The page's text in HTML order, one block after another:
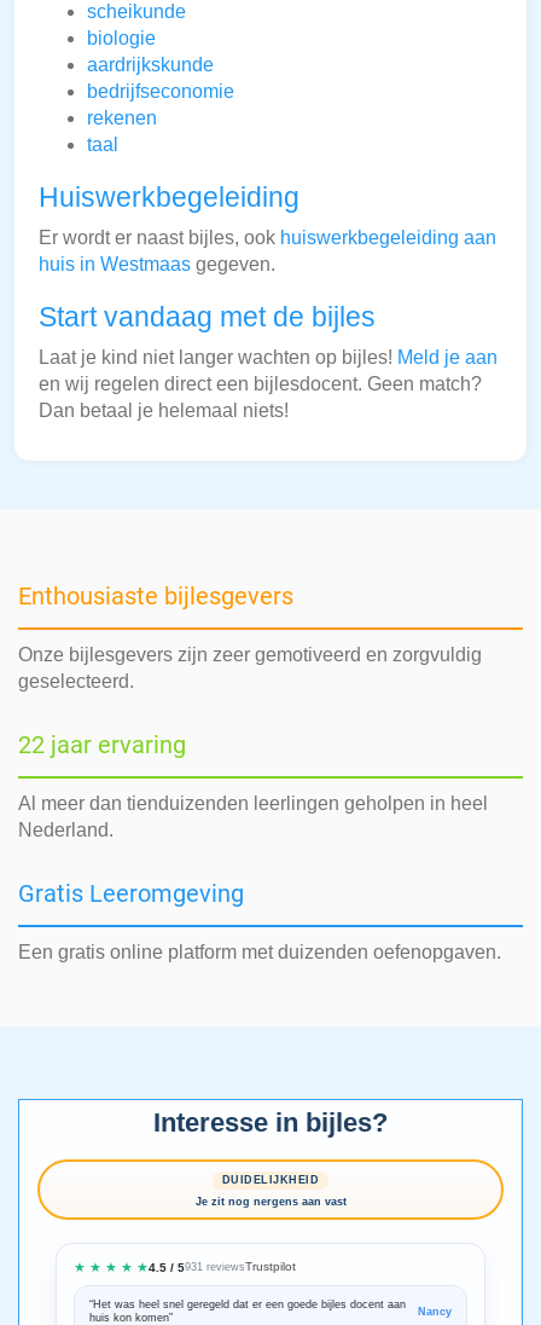
scheikunde
biologie
aardrijkskunde
bedrijfseconomie
rekenen
taal
Huiswerkbegeleiding
Er wordt er naast bijles, ook huiswerkbegeleiding aan
huis in Westmaas gegeven.
Start vandaag met de bijles
Laat je kind niet langer wachten op bijles! Meld je aan
en wij regelen direct een bijlesdocent. Geen match?
Dan betaal je helemaal niets!
Enthousiaste bijlesgevers
Onze bijlesgevers zijn zeer gemotiveerd en zorgvuldig
geselecteerd.
22 jaar ervaring
Al meer dan tienduizenden leerlingen geholpen in heel
Nederland.
Gratis Leeromgeving
Een gratis online platform met duizenden oefenopgaven.
Interesse in bijles?
DUIDELIJKHEID
Je zit nog nergens aan vast
★ ★ ★ ★ ★4.5 / 5931 reviewsTrustpilot
“Het was heel snel geregeld dat er een goede bijles docent aan
huis kon komen”
Nancy